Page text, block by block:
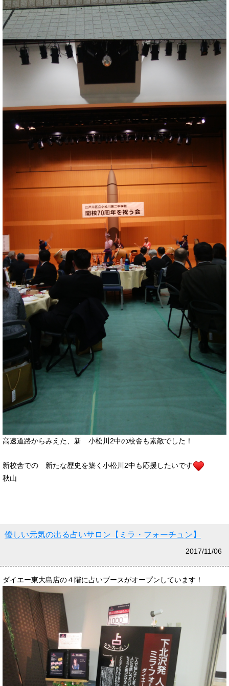
高速道路からみえた、新 小松川2中の校舎も素敵でした！
新校舎での 新たな歴史を築く小松川2中も応援したいです
秋山
優しい元気の出る占いサロン【ミラ・フォーチュン】
2017/11/06
ダイエー東大島店の４階に占いブースがオープンしています！